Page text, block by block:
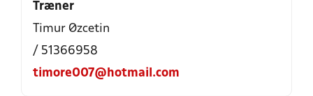
Træner
Timur Øzcetin
/ 51366958
timore007@hotmail.com